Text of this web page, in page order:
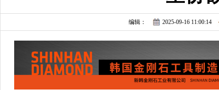
编辑： 2025-09-16 11:00:14